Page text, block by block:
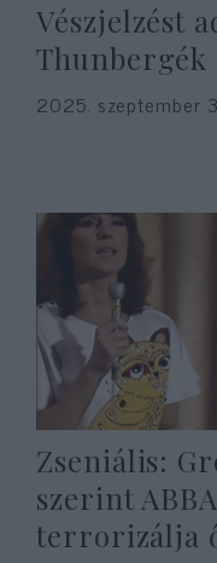
Vészjelzést
Thunbergék
2025. szeptember
Zseniális:
szerint
terrorizálja